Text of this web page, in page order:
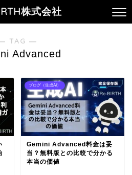
株式会社
TAG ―
Advanced
ブログ（生成AI）
Gemini Advanced料金は妥
当？無料版との比較で分かる
本当の価値